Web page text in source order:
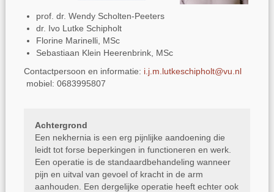
prof. dr. Wendy Scholten-Peeters
dr. Ivo Lutke Schipholt
Florine Marinelli, MSc
Sebastiaan Klein Heerenbrink, MSc
Contactpersoon en informatie: i.j.m.lutkeschipholt@vu.nl
mobiel: 0683995807
Achtergrond
Een nekhernia is een erg pijnlijke aandoening die
leidt tot forse beperkingen in functioneren en werk.
Een operatie is de standaardbehandeling wanneer
pijn en uitval van gevoel of kracht in de arm
aanhouden. Een dergelijke operatie heeft echter ook